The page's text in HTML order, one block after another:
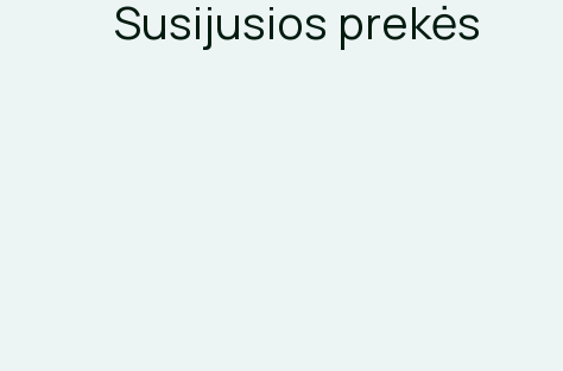
Susijusios prekės